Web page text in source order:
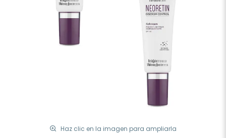
Haz clic en la imagen para ampliarla